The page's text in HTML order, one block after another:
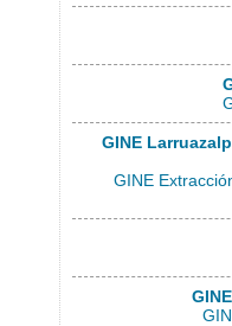
GINE
GINE